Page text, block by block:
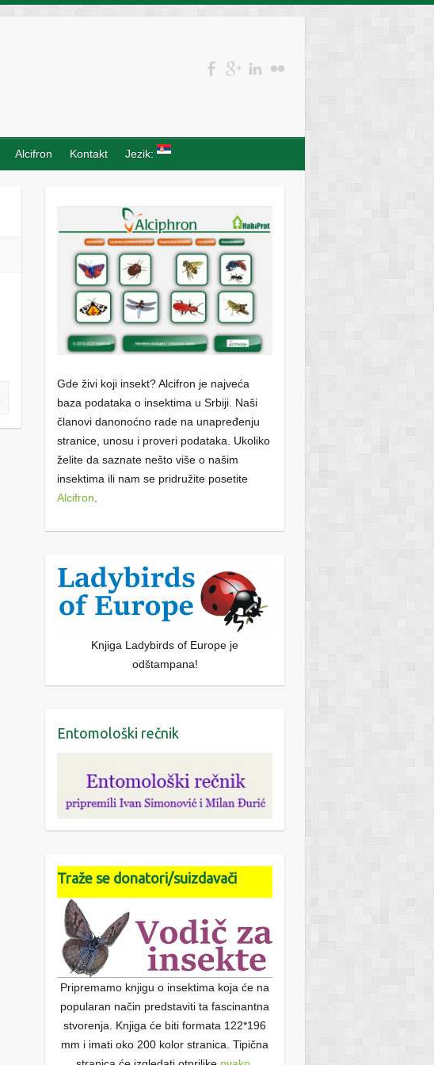
Alcifron Kontakt Jezik:
Gde živi koji insekt? Alcifron je najveća
baza podataka o insektima u Srbiji. Naši
članovi danonoćno rade na unapređenju
stranice, unosu i proveri podataka. Ukoliko
želite da saznate nešto više o našim
insektima ili nam se pridružite posetite
Alcifron.
Knjiga Ladybirds of Europe je
odštampana!
Entomološki rečnik
Traže se donatori/suizdavači
Pripremamo knjigu o insektima koja će na
popularan način predstaviti ta fascinantna
stvorenja. Knjiga će biti formata 122*196
mm i imati oko 200 kolor stranica. Tipična